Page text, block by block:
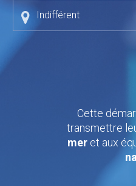
Indifférent
Cette
transmettre
mer et aux